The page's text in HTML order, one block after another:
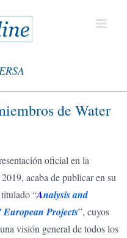
de Water
oficial en la
acaba de publicar en su
“Analysis and
European Projects”, cuyos
visión general de todos los